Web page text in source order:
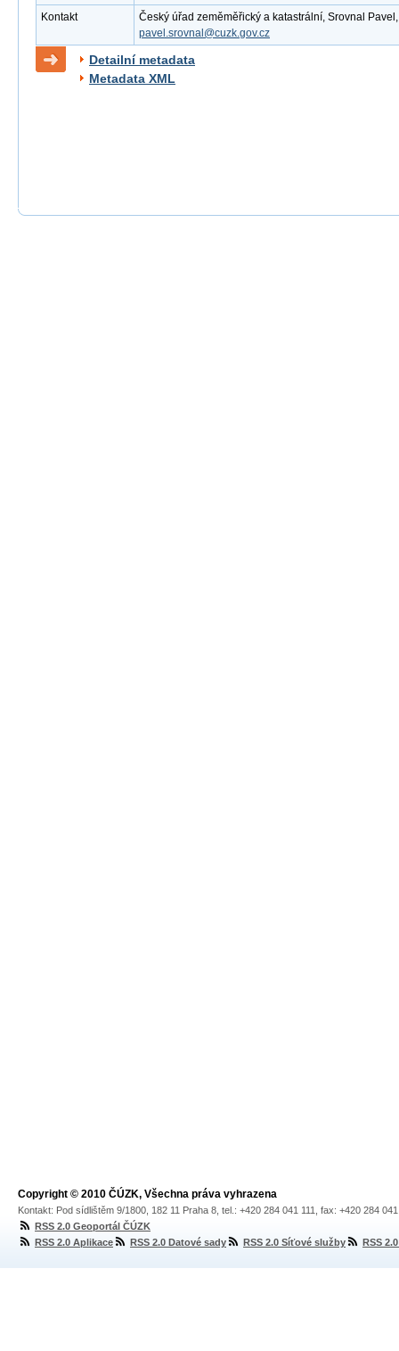
Kontakt
Český úřad zeměměřický a katastrální, Srovnal
pavel.srovnal@cuzk.gov.cz
Detailní metadata
Metadata XML
Copyright © 2010 ČÚZK, Všechna práva vyhrazena
Kontakt: Pod sídlištěm 9/1800, 182 11 Praha 8, tel.: +420 284 041 111, fax: +420 284
RSS 2.0 Geoportál ČÚZK
RSS 2.0 Aplikace
RSS 2.0 Datové sady RSS 2.0 Síťové služby RSS